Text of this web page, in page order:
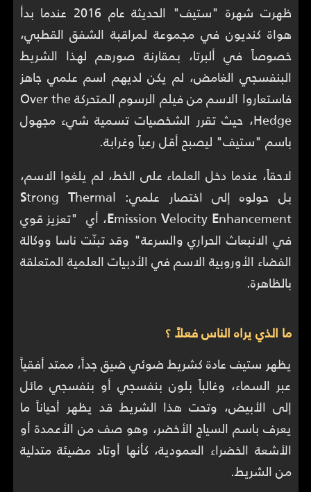
ظهرت شهرة "ستيف" الحديثة عام 2016 عندما بدأ
هواة كنديون في مجموعة لمراقبة الشفق القطبي،
خصوصاً في ألبرتا، بمقارنة صورهم لهذا الشريط
البنفسجي الغامض، لم يكن لديهم اسم علمي جاهز
فاستعاروا الاسم من فيلم الرسوم المتحركة Over the
Hedge، حيث تقرر الشخصيات تسمية شيء مجهول
باسم "ستيف" ليصبح أقل رعباً وغرابة.
لاحقاً، عندما دخل العلماء على الخط، لم يلغوا الاسم،
بل حولوه إلى اختصار علمي:
Strong Thermal
Emission Velocity E
nhancement، أي "تعزيز قوي
في الانبعاث الحراري والسرعة" وقد تبنّت ناسا ووكالة
الفضاء الأوروبية الاسم في الأدبيات العلمية المتعلقة
بالظاهرة.
ما الذي يراه الناس فعلاً ؟
يظهر ستيف عادة كشريط ضوئي ضيق جداً، ممتد أفقياً
عبر السماء، وغالباً بلون بنفسجي أو بنفسجي مائل
إلى الأبيض، وتحت هذا الشريط قد يظهر أحياناً ما
يعرف باسم السياج الأخضر، وهو صف من الأعمدة أو
الأشعة الخضراء العمودية، كأنها أوتاد مضيئة متدلية
من الشريط.